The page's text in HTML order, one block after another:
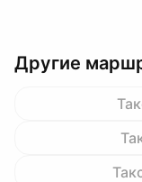
Другие